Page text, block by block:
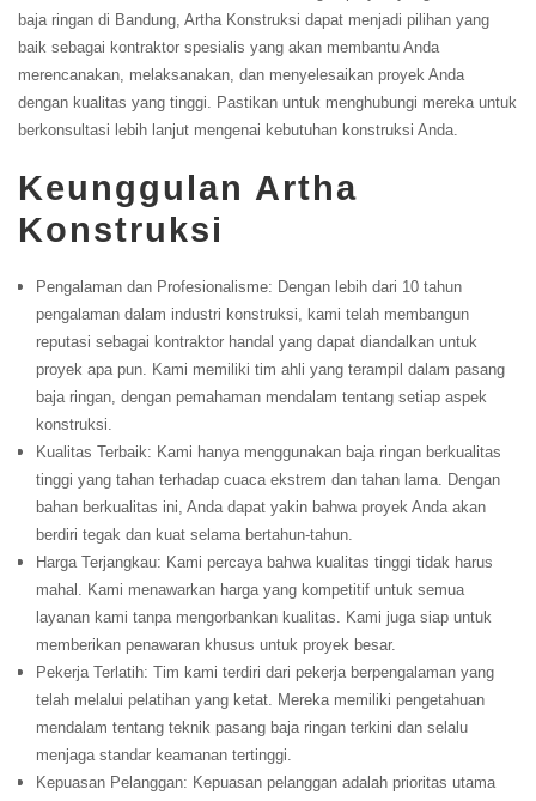
baja ringan di Bandung, Artha Konstruksi dapat menjadi pilihan yang
baik sebagai kontraktor spesialis yang akan membantu Anda
merencanakan, melaksanakan, dan menyelesaikan proyek Anda
dengan kualitas yang tinggi. Pastikan untuk menghubungi mereka untuk
berkonsultasi lebih lanjut mengenai kebutuhan konstruksi Anda.
Keunggulan Artha
Konstruksi
Pengalaman dan Profesionalisme: Dengan lebih dari 10 tahun
pengalaman dalam industri konstruksi, kami telah membangun
reputasi sebagai kontraktor handal yang dapat diandalkan untuk
proyek apa pun. Kami memiliki tim ahli yang terampil dalam pasang
baja ringan, dengan pemahaman mendalam tentang setiap aspek
konstruksi.
Kualitas Terbaik: Kami hanya menggunakan baja ringan berkualitas
tinggi yang tahan terhadap cuaca ekstrem dan tahan lama. Dengan
bahan berkualitas ini, Anda dapat yakin bahwa proyek Anda akan
berdiri tegak dan kuat selama bertahun-tahun.
Harga Terjangkau: Kami percaya bahwa kualitas tinggi tidak harus
mahal. Kami menawarkan harga yang kompetitif untuk semua
layanan kami tanpa mengorbankan kualitas. Kami juga siap untuk
memberikan penawaran khusus untuk proyek besar.
Pekerja Terlatih: Tim kami terdiri dari pekerja berpengalaman yang
telah melalui pelatihan yang ketat. Mereka memiliki pengetahuan
mendalam tentang teknik pasang baja ringan terkini dan selalu
menjaga standar keamanan tertinggi.
Kepuasan Pelanggan: Kepuasan pelanggan adalah prioritas utama